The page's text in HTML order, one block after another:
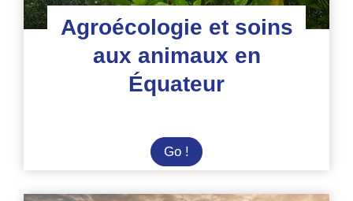
Agroécologie et soins
aux animaux en
Équateur
Go ! Agroécologie
et